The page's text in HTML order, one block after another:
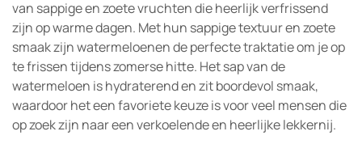
van sappige en zoete vruchten die heerlijk verfrissend
zijn op warme dagen. Met hun sappige textuur en zoete
smaak zijn watermeloenen de perfecte traktatie om je op
te frissen tijdens zomerse hitte. Het sap van de
watermeloen is hydraterend en zit boordevol smaak,
waardoor het een favoriete keuze is voor veel mensen die
op zoek zijn naar een verkoelende en heerlijke lekkernij.